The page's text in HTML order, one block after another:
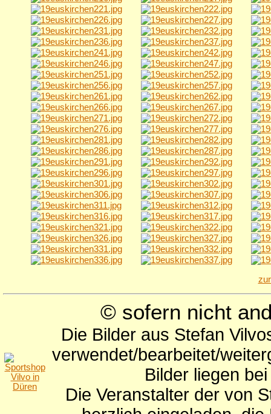
© sofern nicht
Die Bilder aus Stefan
verwendet/bearbeitet/
Bilder liegen
Die Veranstalter der von